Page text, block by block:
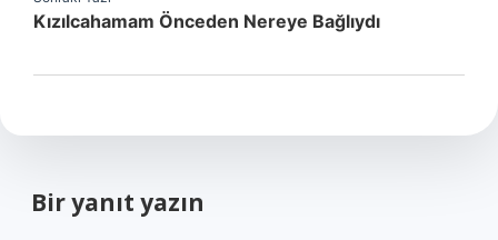
Kızılcahamam Önceden Nereye Bağlıydı
Bir yanıt yazın